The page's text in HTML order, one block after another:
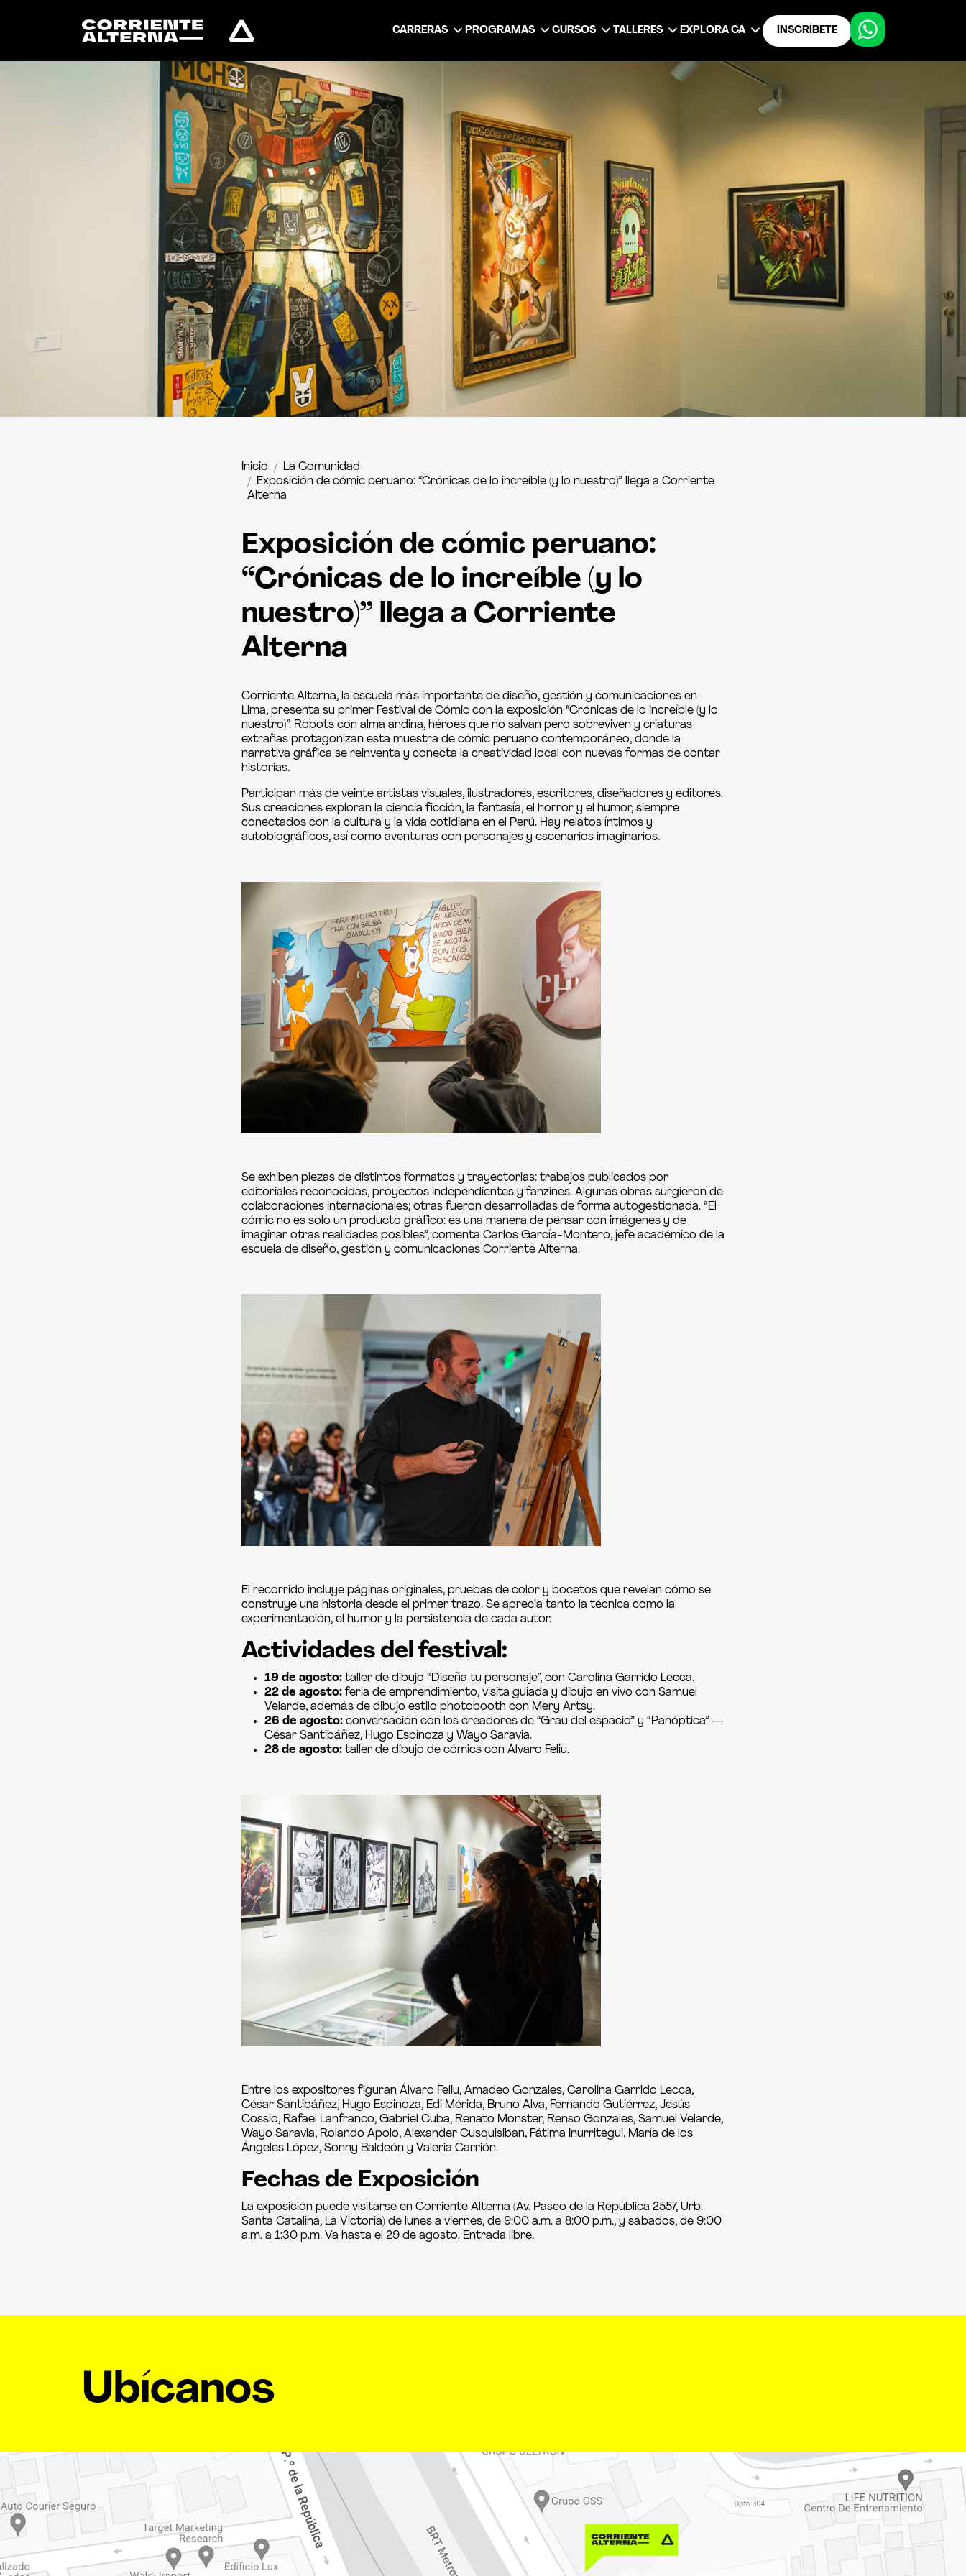
CARRERAS PROGRAMAS CURSOS TALLERES EXPLORA CA INSCRÍBETE
Inicio
La Comunidad
Exposición de cómic peruano: “Crónicas de lo increíble (y lo nuestro)” llega a Corriente
Alterna
Exposición de cómic peruano:
“Crónicas de lo increíble (y lo
nuestro)” llega a Corriente
Alterna
Corriente Alterna, la escuela más importante de diseño, gestión y comunicaciones en
Lima, presenta su primer Festival de Cómic con la exposición “Crónicas de lo increíble (y lo
nuestro)”. Robots con alma andina, héroes que no salvan pero sobreviven y criaturas
extrañas protagonizan esta muestra de cómic peruano contemporáneo, donde la
narrativa gráfica se reinventa y conecta la creatividad local con nuevas formas de contar
historias.
Participan más de veinte artistas visuales, ilustradores, escritores, diseñadores y editores.
Sus creaciones exploran la ciencia ficción, la fantasía, el horror y el humor, siempre
conectados con la cultura y la vida cotidiana en el Perú. Hay relatos íntimos y
autobiográficos, así como aventuras con personajes y escenarios imaginarios.
Se exhiben piezas de distintos formatos y trayectorias: trabajos publicados por
editoriales reconocidas, proyectos independientes y fanzines. Algunas obras surgieron de
colaboraciones internacionales; otras fueron desarrolladas de forma autogestionada. “El
cómic no es solo un producto gráfico: es una manera de pensar con imágenes y de
imaginar otras realidades posibles”, comenta Carlos García-Montero, jefe académico de la
escuela de diseño, gestión y comunicaciones Corriente Alterna.
El recorrido incluye páginas originales, pruebas de color y bocetos que revelan cómo se
construye una historia desde el primer trazo. Se aprecia tanto la técnica como la
experimentación, el humor y la persistencia de cada autor.
Actividades del festival:
19 de agosto: taller de dibujo “Diseña tu personaje”, con Carolina Garrido Lecca.
22 de agosto: feria de emprendimiento, visita guiada y dibujo en vivo con Samuel
Velarde, además de dibujo estilo photobooth con Mery Artsy.
26 de agosto: conversación con los creadores de “Grau del espacio” y “Panóptica” —
César Santibáñez, Hugo Espinoza y Wayo Saravia.
28 de agosto: taller de dibujo de cómics con Álvaro Feliu.
Entre los expositores figuran Álvaro Feliu, Amadeo Gonzales, Carolina Garrido Lecca,
César Santibáñez, Hugo Espinoza, Edi Mérida, Bruno Alva, Fernando Gutiérrez, Jesús
Cossio, Rafael Lanfranco, Gabriel Cuba, Renato Monster, Renso Gonzales, Samuel Velarde,
Wayo Saravia, Rolando Apolo, Alexander Cusquisiban, Fátima Inurritegui, María de los
Ángeles López, Sonny Baldeón y Valeria Carrión.
Fechas de Exposición
La exposición puede visitarse en Corriente Alterna (Av. Paseo de la República 2557, Urb.
Santa Catalina, La Victoria) de lunes a viernes, de 9:00 a.m. a 8:00 p.m., y sábados, de 9:00
a.m. a 1:30 p.m. Va hasta el 29 de agosto. Entrada libre.
Ubícanos